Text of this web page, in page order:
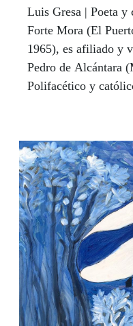
Luis Gresa | Poeta y
Forte Mora (El
1965), es afiliado y
Pedro de Alcántara
Polifacético y
que interpreta su
Galdeano. Mientras
en su
convertir la tristeza
poema, en una
compositor
que venga a partir
ser más humanos”,